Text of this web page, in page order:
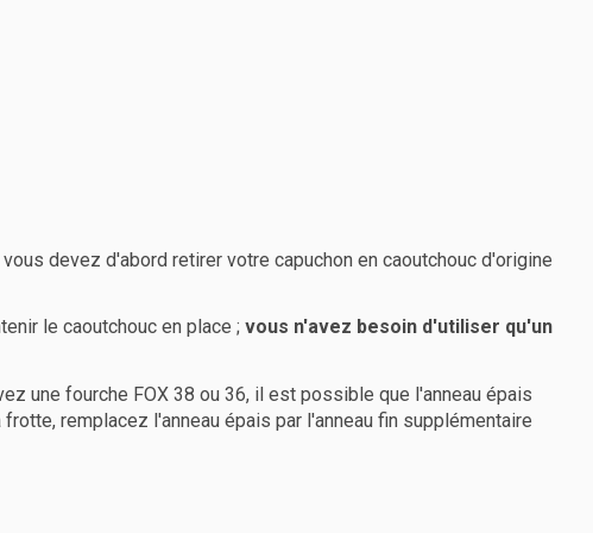
devez d'abord retirer votre capuchon en caoutchouc d'origine
le caoutchouc en place ; vous n'avez besoin d'utiliser qu'un
une fourche FOX 38 ou 36, il est possible que l'anneau épais
remplacez l'anneau épais par l'anneau fin supplémentaire